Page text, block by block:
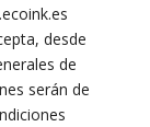
desde
de
serán de